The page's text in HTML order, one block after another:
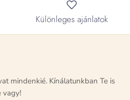
Különleges ajánlatok
mindenkié. Kínálatunkban Te is
vagy!